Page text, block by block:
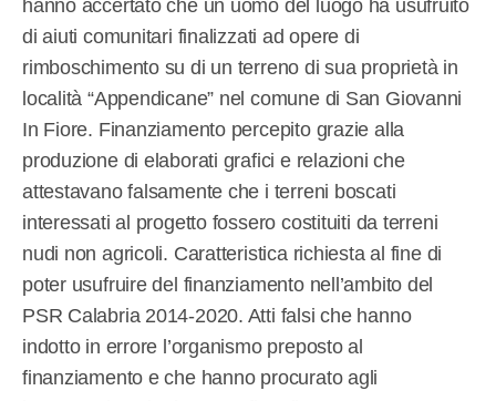
hanno accertato che un uomo del luogo ha usufruito
di aiuti comunitari finalizzati ad opere di
rimboschimento su di un terreno di sua proprietà in
località “Appendicane” nel comune di San Giovanni
In Fiore. Finanziamento percepito grazie alla
produzione di elaborati grafici e relazioni che
attestavano falsamente che i terreni boscati
interessati al progetto fossero costituiti da terreni
nudi non agricoli. Caratteristica richiesta al fine di
poter usufruire del finanziamento nell’ambito del
PSR Calabria 2014-2020. Atti falsi che hanno
indotto in errore l’organismo preposto al
finanziamento e che hanno procurato agli